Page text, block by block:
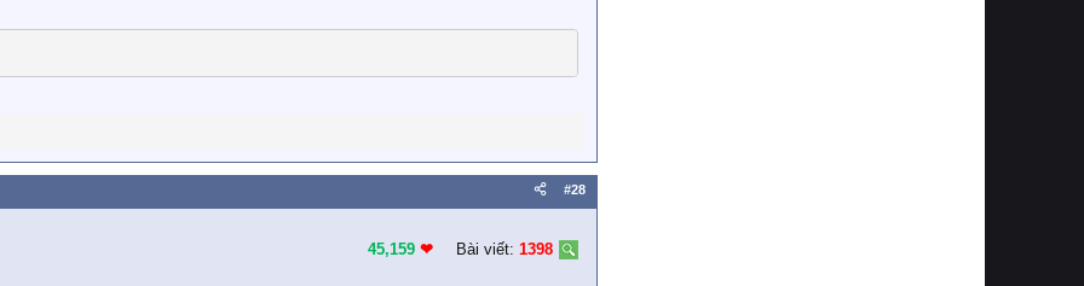
#28
45,159 ❤︎ Bài viết: 1398